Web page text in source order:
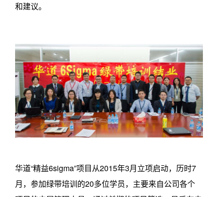
和建议。
华道“精益6sigma”项目从2015年3月立项启动，历时7
月，参加绿带培训的20多位学员，主要来自公司各个